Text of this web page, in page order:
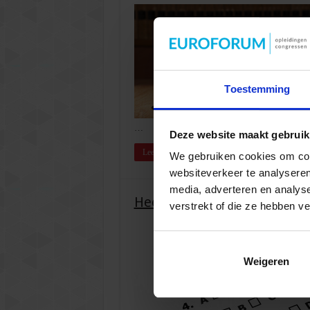
Toestemming
Deze website maakt
We gebruiken cookies om
websiteverkeer te
media, adverteren en
verstrekt of die ze hebben
Weigeren
…
Lees meer »
Heeft úw